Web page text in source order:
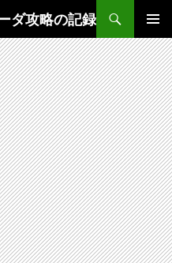
ダ攻略の記録
メインメ
ニュー